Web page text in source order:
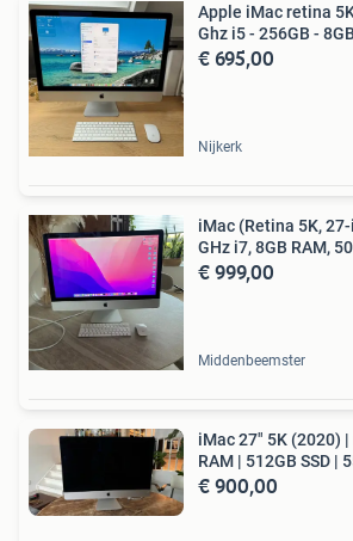
Apple iMac retina
Ghz i5 - 256GB - 8GB
€ 695,00
Nijkerk
iMac (Retina 5K,
GHz i7, 8GB RAM,
€ 999,00
Middenbeemster
iMac 27" 5K (2020)
RAM | 512GB SSD |
€ 900,00